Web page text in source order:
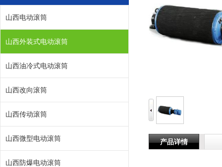
产品详情
山西电动滚筒
山西外装式电动滚筒
山西油冷式电动滚筒
山西改向滚筒
山西传动滚筒
山西微型电动滚筒
山西防爆电动滚筒